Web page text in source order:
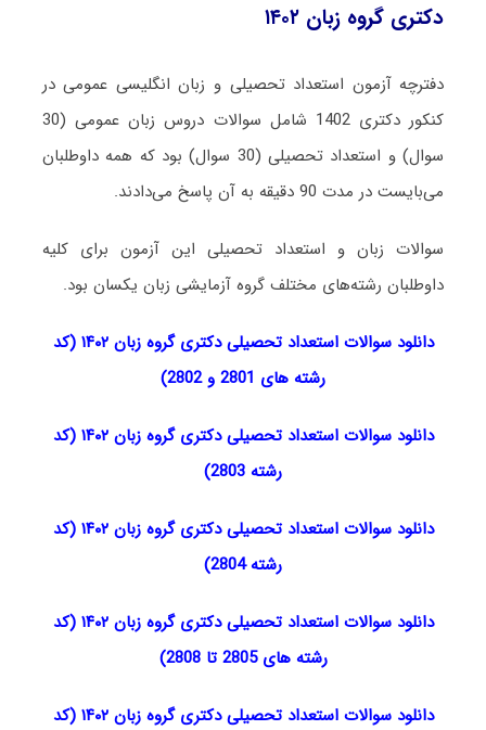
دکتری گروه زبان ۱۴۰۲
دفترچه آزمون استعداد تحصیلی و زبان انگلیسی عمومی در
کنکور دکتری 1402 شامل سوالات دروس زبان عمومی (30
سوال) و استعداد تحصیلی (30 سوال) بود که همه داوطلبان
می‌بایست در مدت 90 دقیقه به آن پاسخ می‌دادند.
سوالات زبان و استعداد تحصیلی این آزمون برای کلیه
داوطلبان رشته‌های مختلف گروه آزمایشی زبان یکسان بود.
دانلود سوالات استعداد تحصیلی دکتری گروه زبان ۱۴۰۲ (کد
رشته های 2801 و 2802)
دانلود سوالات استعداد تحصیلی دکتری گروه زبان ۱۴۰۲ (کد
رشته 2803)
دانلود سوالات استعداد تحصیلی دکتری گروه زبان ۱۴۰۲ (کد
رشته 2804)
دانلود سوالات استعداد تحصیلی دکتری گروه زبان ۱۴۰۲ (کد
رشته های 2805 تا 2808)
دانلود سوالات استعداد تحصیلی دکتری گروه زبان ۱۴۰۲ (کد